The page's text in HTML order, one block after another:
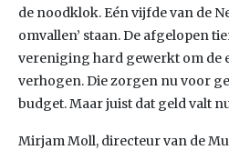
de noodklok. Eén vijfde van de
omvallen’ staan. De afgelopen
vereniging hard gewerkt om de
verhogen. Die zorgen nu voor
budget. Maar juist dat geld valt
Mirjam Moll, directeur van de